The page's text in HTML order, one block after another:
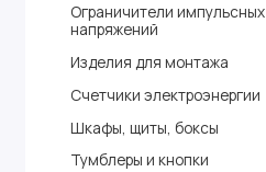
Ограничители импульсных
напряжений
Изделия для монтажа
Счетчики электроэнергии
Шкафы, щиты, боксы
Тумблеры и кнопки